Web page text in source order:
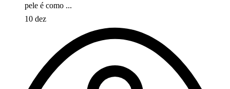
pele é como ...
10 dez